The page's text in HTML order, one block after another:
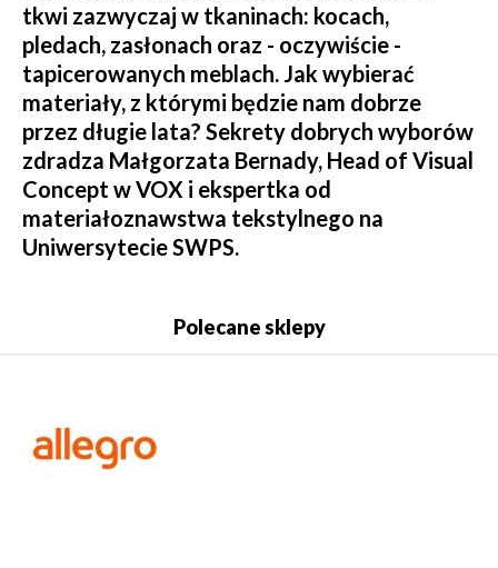
tkwi zazwyczaj w tkaninach: kocach,
pledach, zasłonach oraz - oczywiście -
tapicerowanych meblach. Jak wybierać
materiały, z którymi będzie nam dobrze
przez długie lata? Sekrety dobrych wyborów
zdradza Małgorzata Bernady, Head of Visual
Concept w VOX i ekspertka od
materiałoznawstwa tekstylnego na
Uniwersytecie SWPS.
Polecane sklepy